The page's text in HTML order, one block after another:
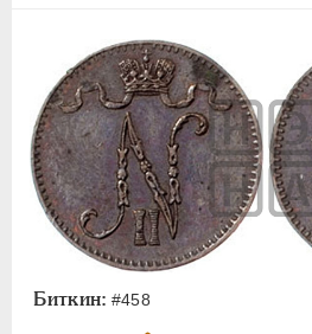
Биткин: #458
Золото
Серебро
Медь
Пробные
Памятные и донативные
Для Финляндии
10 марок